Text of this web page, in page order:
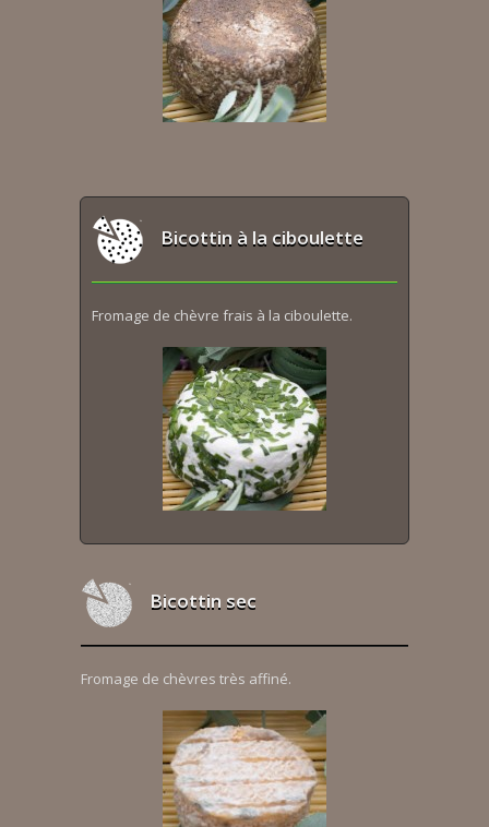
Bicottin à la ciboulette
Fromage de chèvre frais à la ciboulette.
Bicottin sec
Fromage de chèvres très affiné.